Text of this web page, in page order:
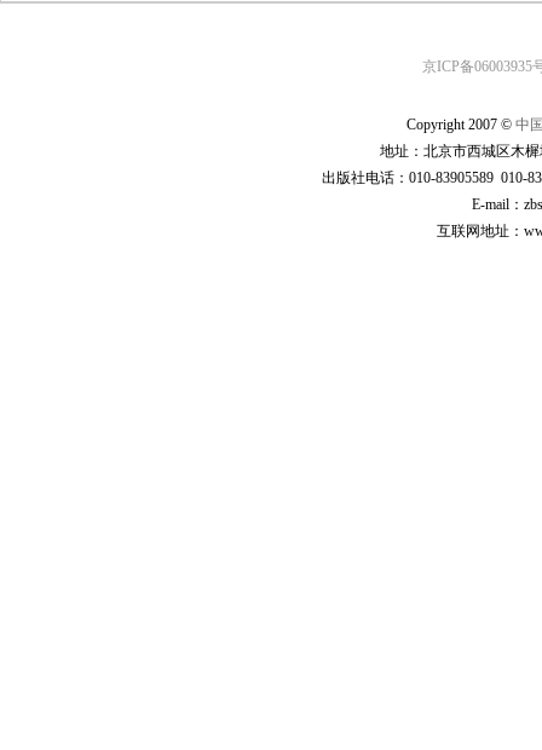
京ICP备06003935
Copyright 2007 © 中
地址：北京市西城区木
出版社电话：010-83905589 010-
E-mail：
互联网地址：